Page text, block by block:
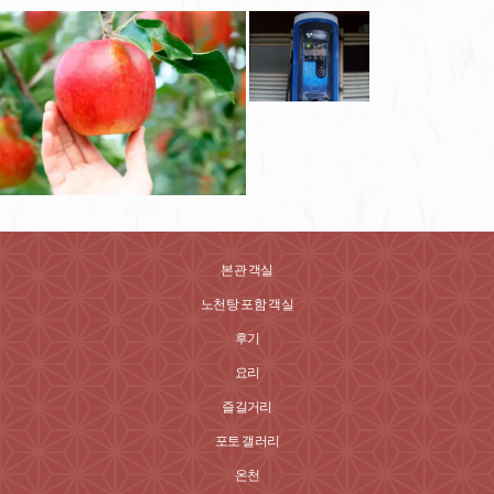
본관 객실
노천탕 포함 객실
후기
요리
즐길거리
포토 갤러리
온천